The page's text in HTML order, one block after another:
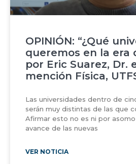
OPINIÓN: “¿Qué
queremos en la era
por Eric Suarez, Dr.
mención Física,
Las universidades dentro de
serán muy distintas de las que
Afirmar esto no es ni por
avance de las nuevas
VER NOTICIA